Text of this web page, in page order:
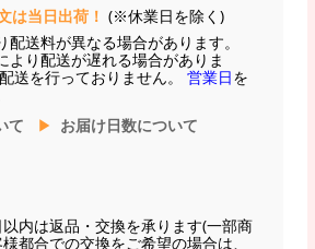
は当日出荷！ (※休業日を除く)
配送料が異なる場合があります。
より配送が遅れる場合がありま
送を行っておりません。 営業日を
て
お届け日数について
内は返品・交換を承ります(一部商
都合での交換をご希望の場合は、